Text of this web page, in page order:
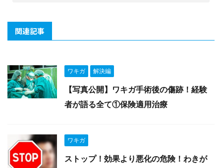
関連記事
ワキガ 解決編
【写真公開】ワキガ手術後の傷跡！経験
者が語る全て①保険適用治療
ワキガ
ストップ！効果より悪化の危険！わきが